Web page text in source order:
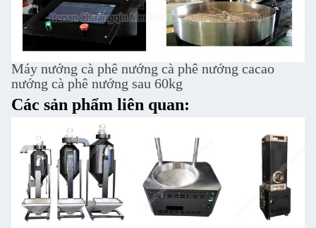
Máy nướng cà phê nướng cà phê nướng cacao
nướng cà phê nướng sau 60kg
Các sản phẩm liên quan: